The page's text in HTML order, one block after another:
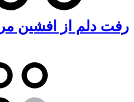
رفت دلم از افشین